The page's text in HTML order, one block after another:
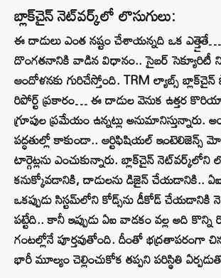
బ్లాక్‌చైన్ నెట్‌వర్క్‌లో లొసుగులు:
ఈ దాడులు ఎంత నష్టం చేశాయన్నది ఒక ఎత్తైతే…
దొంగతనానికి వాడిన విధానం.. సైబర్ సెక్యూరిటీ
ఆందోళనకు గురిచేస్తోంది. TRM ల్యాబ్స్ బ్లాక్‌చైన్
రిపోర్ట్ ప్రకారం… ఈ దాడుల వెనుక ఉత్తర
గ్రూపుల ప్రమేయం ఉన్నట్లు
పద్ధతుల్లో కాకుండా.. ఆర్టిఫిషియల్ ఇంటెలిజెన్స్
టార్గెట్లను ఎంచుకున్నారు. బ్లాక్‌చైన్ నెట్‌వర్క్‌లోని
కనుక్కోవడానికి, దాడులను డిజైన్ చేయడానికి..
ఒకప్పుడు సిస్టమ్‌లోని కోడ్స్‌ను డీకోడ్
పట్టేది.. కానీ ఇప్పుడు ఏఐ వాడకం వల్ల అది
గంటల్లోనే పూర్తవుతోంది. దీంతో భద్రతాపరంగా
భారీ మూల్యం చెల్లించుకోక తప్పని పరిస్థితి